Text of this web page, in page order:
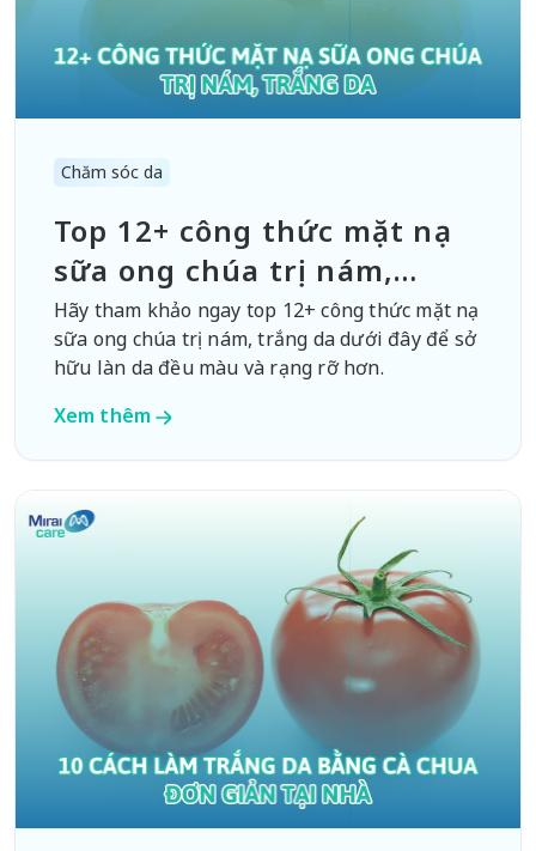
Chăm sóc da
Top 12+ công thức mặt nạ
sữa ong chúa trị nám,
trắng da
Hãy tham khảo ngay top 12+ công thức mặt nạ
sữa ong chúa trị nám, trắng da dưới đây để sở
hữu làn da đều màu và rạng rỡ hơn.
Xem thêm